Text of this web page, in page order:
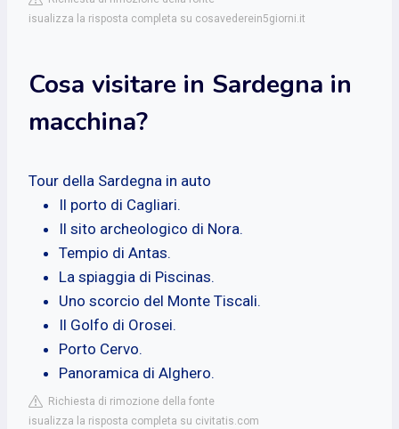
isualizza la risposta completa su cosavederein5giorni.it
Cosa visitare in Sardegna in
macchina?
Tour della Sardegna in auto
Il porto di Cagliari.
Il sito archeologico di Nora.
Tempio di Antas.
La spiaggia di Piscinas.
Uno scorcio del Monte Tiscali.
Il Golfo di Orosei.
Porto Cervo.
Panoramica di Alghero.
Richiesta di rimozione della fonte
isualizza la risposta completa su civitatis.com